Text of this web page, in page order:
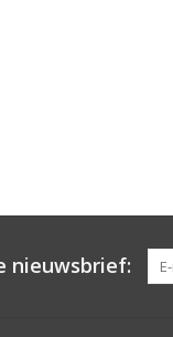
nieuwsbrief: